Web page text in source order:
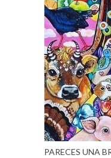
PARECES UNA